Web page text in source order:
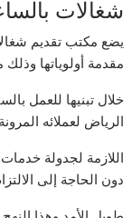
شغالات
يضع مكتب تقدیم
مقدمة أولوياتها وذلك
خلال تبنيها للعمل
الریاض لعملائه المرونة
اللازمة لجدولة
دون الحاجة إلى